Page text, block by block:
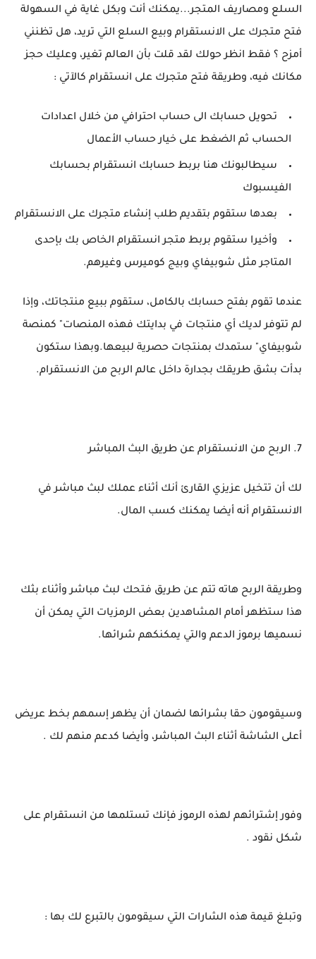
السلع ومصاريف المتجر...يمكنك أنت وبكل غاية في السهولة
فتح متجرك على الانستقرام وبيع السلع التي تريد، هل تظنني
أمزح ؟ فقط انظر حولك لقد قلت بأن العالم تغير، وعليك حجز
مكانك فيه، وطريقة فتح متجرك على انستقرام كالآتي :
تحويل حسابك الى حساب احترافي من خلال اعدادات
الحساب ثم الضغط على خيار حساب الأعمال
سيطالبونك هنا بربط حسابك انستقرام بحسابك
الفيسبوك
بعدها ستقوم بتقديم طلب إنشاء متجرك على الانستقرام
وأخيرا ستقوم بربط متجر انستقرام الخاص بك بإحدى
المتاجر مثل شوبيفاي وبيج كوميرس وغيرهم.
عندما تقوم بفتح حسابك بالكامل، ستقوم ببيع منتجاتك، وإذا
لم تتوفر لديك أي منتجات في بدايتك فهذه المنصات" كمنصة
شوبيفاي" ستمدك بمنتجات حصرية لبيعها.وبهذا ستكون
بدأت بشق طريقك بجدارة داخل عالم الربح من الانستقرام.
7. الربح من الانستقرام عن طريق البث المباشر
لك أن تتخيل عزيزي القارئ أنك أثناء عملك لبث مباشر في
الانستقرام أنه أيضا يمكنك كسب المال.
وطريقة الربح هاته تتم عن طريق فتحك لبث مباشر وأثناء بثك
هذا ستظهر أمام المشاهدين بعض الرمزيات التي يمكن أن
نسميها برموز الدعم والتي يمكنكهم شرائها.
وسيقومون حقا بشرائها لضمان أن يظهر إسمهم بخط عريض
أعلى الشاشة أثناء البث المباشر، وأيضا كدعم منهم لك .
وفور إشترائهم لهذه الرموز فإنك تستلمها من انستقرام على
شكل نقود .
وتبلغ قيمة هذه الشارات التي سيقومون بالتبرع لك بها :